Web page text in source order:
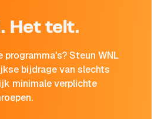
Het telt.
programma's? Steun WNL
bijdrage van slechts
minimale verplichte